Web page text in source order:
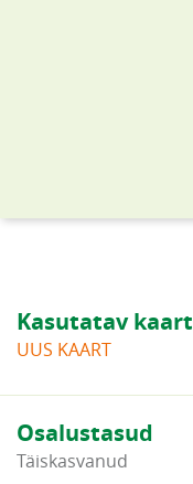
Kasutatav kaart
UUS KAART
Osalustasud
Täiskasvanud